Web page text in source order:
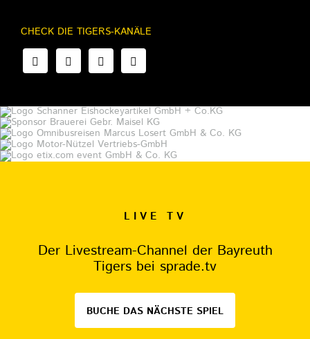
CHECK DIE TIGERS-KANÄLE
LIVE TV
Der Livestream-Channel der Bayreuth
Tigers bei sprade.tv
BUCHE DAS NÄCHSTE SPIEL